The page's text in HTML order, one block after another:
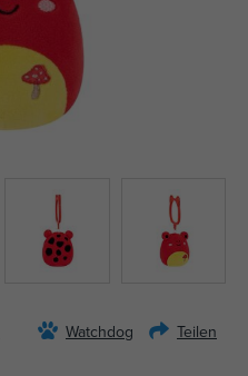
Watchdog Teilen